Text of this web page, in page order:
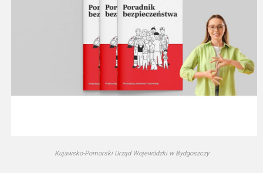
Kujawsko-Pomorski Urząd Wojewódzki w Bydgoszczy